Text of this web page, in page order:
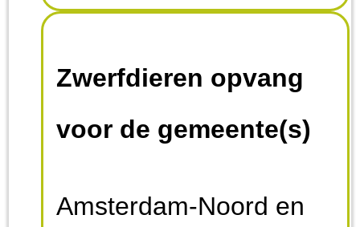
Zwerfdieren opvang
voor de gemeente(s)
Amsterdam-Noord en